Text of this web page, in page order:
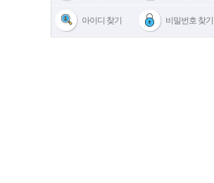
아이디 찾기 비밀번호 찾기